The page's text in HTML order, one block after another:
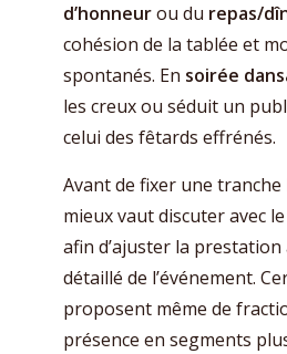
d’honneurou du repas/
cohésion de la tablée et
spontanés. En soirée
les creux ou séduit un
celui des fêtards effrénés.
Avant de fixer une
mieux vaut discuter avec
afin d’ajuster la
détaillé de l’événement.
proposent même de
présence en segments